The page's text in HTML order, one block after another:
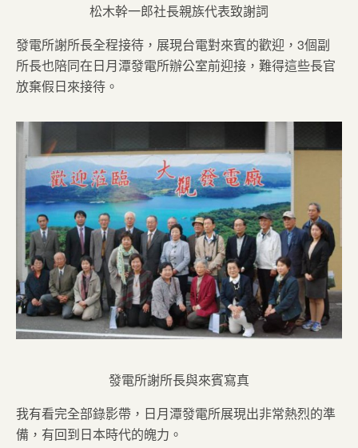
松木幹一郎社長親族代表致謝詞
發電所謝所長全程接待，展現台電對來賓的歡迎，3個副
所長也陪同在日月潭發電所辦公室前迎接，難得這些長官
放棄假日來接待。
發電所謝所長與來賓寫真
我有看完全部錄影帶，日月潭發電所展現出非常熱烈的準
備，有回到日本時代的魄力。